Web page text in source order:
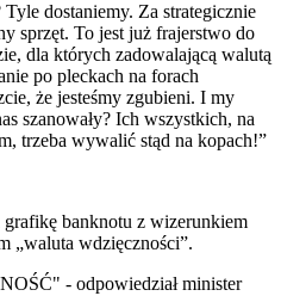
dostaniemy. Za strategicznie
sprzęt. To jest już frajerstwo do
dla których zadowalającą walutą
po pleckach na forach
że jesteśmy zgubieni. I my
szanowały? Ich wszystkich, na
trzeba wywalić stąd na kopach!”
grafikę banknotu z wizerunkiem
„waluta wdzięczności”.
- odpowiedział minister